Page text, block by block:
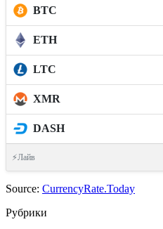
BTC
ETH
LTC
XMR
DASH
⚡Лайв
Source: CurrencyRate.Today
Рубрики